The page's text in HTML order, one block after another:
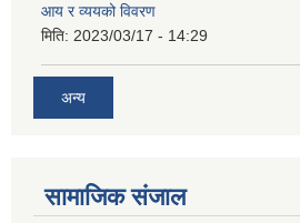
आय र व्ययको विवरण
मिति: 2023/03/17 - 14:29
अन्य
सामाजिक संजाल